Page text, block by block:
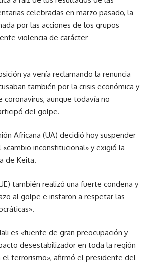
celebradas en marzo pasado, la
por las acciones de los grupos
violencia de carácter
ya venía reclamando la renuncia
también por la crisis económica y
coronavirus, aunque todavía no
del golpe.
Africana (UA) decidió hoy suspender
inconstitucional» y exigió la
de Keita.
también realizó una fuerte condena y
al golpe e instaron a respetar las
es «fuente de gran preocupación y
desestabilizador en toda la región
el terrorismo», afirmó el presidente del